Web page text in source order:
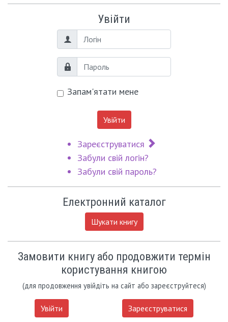
Увійти
Логін
Пароль
Запам'ятати мене
Увійти
Зареєструватися
Забули свій логін?
Забули свій пароль?
Електронний каталог
Шукати книгу
Замовити книгу або продовжити термін
користування книгою
(для продовження увійдіть на сайт або зареєструйтеся)
Увійти Зареєструватися